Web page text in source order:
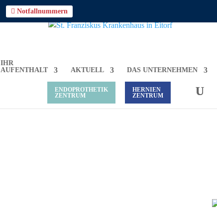
 Notfallnummern
IHR
AUFENTHALT
AKTUELL DAS UNTERNEHMEN
ENDOPROTHETIK
ZENTRUM
HERNIEN
ZENTRUM